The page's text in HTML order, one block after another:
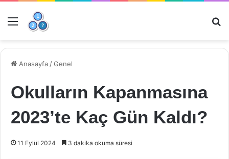
Menü
Anasayfa /Genel
Okulların Kapanmasına
2023’te Kaç Gün Kaldı?
11 Eylül 2024 3 dakika okuma süresi